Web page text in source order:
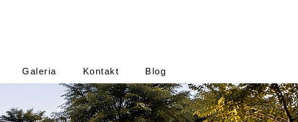
Galeria Kontakt Blog